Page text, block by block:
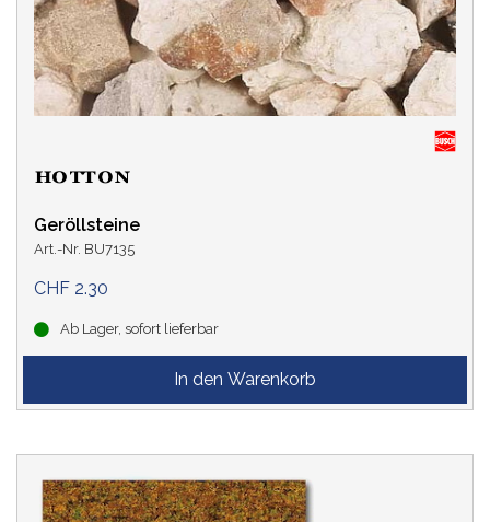
Geröllsteine
Art.-Nr. BU7135
CHF 2.30
Ab Lager, sofort lieferbar